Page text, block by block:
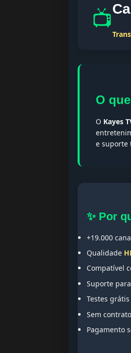
📺
O
O Kayes
e suporte
✨ Por
+19.000
Qualidade
Compatível
Suporte para
Testes
Sem
Pagamento